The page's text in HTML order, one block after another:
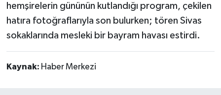
hemşirelerin gününün kutlandığı program, çekilen
hatıra fotoğraflarıyla son bulurken; tören Sivas
sokaklarında mesleki bir bayram havası estirdi.
Kaynak: Haber Merkezi